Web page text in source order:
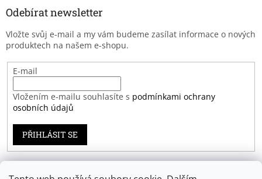
Odebírat newsletter
Vložte svůj e-mail a my vám budeme zasílat informace o nových
produktech na našem e-shopu.
E-mail
Vložením e-mailu souhlasíte s podmínkami ochrany
osobních údajů
PŘIHLÁSIT SE